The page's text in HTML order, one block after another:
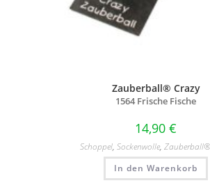
Zauberball® Crazy
1564 Frische Fische
14,90 €
Schoppel, Sockenwolle,
In den Warenkorb